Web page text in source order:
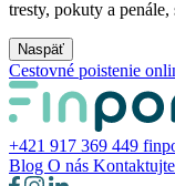
tresty, pokuty a
Naspäť
Cestovné poistenie
+421 917 369 449
Blog O nás